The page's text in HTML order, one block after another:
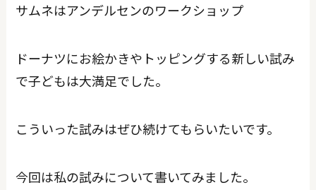
サムネはアンデルセンのワークショップ
ドーナツにお絵かきやトッピングする新しい試み
で子どもは大満足でした。
こういった試みはぜひ続けてもらいたいです。
今回は私の試みについて書いてみました。